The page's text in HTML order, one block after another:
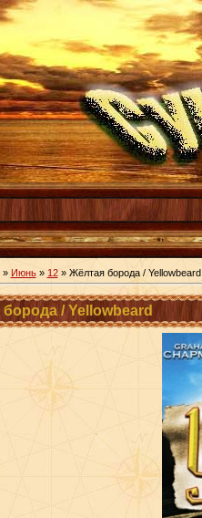
» Июнь » 12» Жёлтая борода / Yellowbeard
/ Yellowbeard